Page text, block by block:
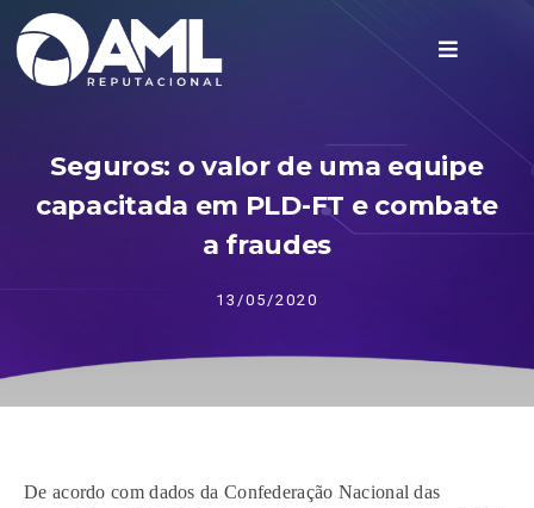
Seguros: o valor de uma equipe
capacitada em PLD-FT e combate
a fraudes
13/05/2020
De acordo com dados da Confederação Nacional das